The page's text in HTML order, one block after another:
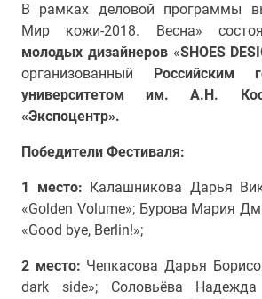
В рамках деловой программы
Мир кожи-2018. Весна»
молодых дизайнеров«SHOES
организованный Российским
университетом им. А.Н.
«Экспоцентр».
Победители Фестиваля:
1 место: Калашникова Дарья
«Golden Volume»; Бурова Мария
«Good bye, Berlin!»;
2 место: Чепкасова Дарья
dark side»; Соловьёва Надежда